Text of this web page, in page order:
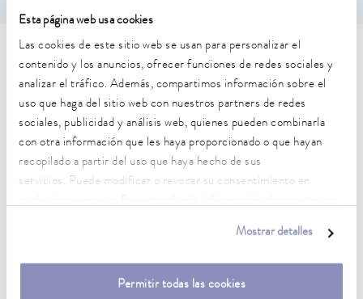
Esta página web usa cookies
Las cookies de este sitio web se usan para personalizar el
contenido y los anuncios, ofrecer funciones de redes sociales y
analizar el tráfico. Además, compartimos información sobre el
uso que haga del sitio web con nuestros partners de redes
sociales, publicidad y análisis web, quienes pueden combinarla
con otra información que les haya proporcionado o que hayan
recopilado a partir del uso que haya hecho de sus
servicios. Puede modificar o revocar su consentimiento en
Mostrar detalles
Permitir todas las cookies
Características técnicas (según
DIN 12876)
Rango de temperatura de trabajo
-45 ... 200 °C
5 ... 40 °C